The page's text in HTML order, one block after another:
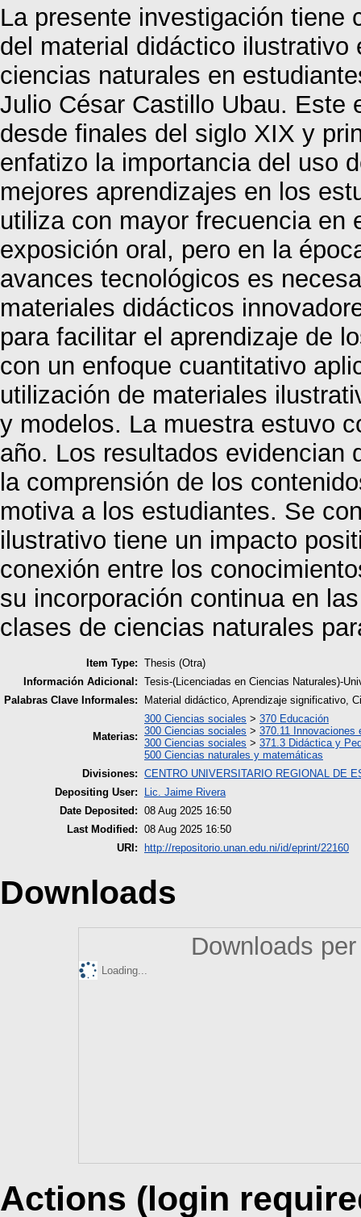
La presente investigación tiene
del material didáctico
ciencias naturales en
Julio César Castillo Ubau. Este
desde finales del siglo XIX y
enfatizo la importancia del uso
mejores aprendizajes en los
utiliza con mayor frecuencia en
exposición oral, pero en la
avances tecnológicos es
materiales didácticos
para facilitar el aprendizaje de
con un enfoque cuantitativo
utilización de materiales
y modelos. La muestra estuvo
año. Los resultados evidencian
la comprensión de los
motiva a los estudiantes. Se
ilustrativo tiene un impacto
conexión entre los
su incorporación continua en las
clases de ciencias naturales
Item Type: Thesis (Otra)
Información Adicional: Tesis-(Licenciadas en Ciencias Naturales)-
Palabras Clave Informales:
Material didáctico, Aprendizaje significativo,
Materias:
300 Ciencias sociales > 370 Educación
300 Ciencias sociales > 370.11 Innovaciones
300 Ciencias sociales > 371.3 Didáctica y
500 Ciencias naturales y matemáticas
Divisiones: CENTRO UNIVERSITARIO REGIONAL DE
Depositing User:
Lic. Jaime Rivera
Date Deposited: 08 Aug 2025 16:50
Last Modified: 08 Aug 2025 16:50
URI:
http://repositorio.unan.edu.ni/id/eprint/22160
Downloads
Downloads
Loading...
Actions (login